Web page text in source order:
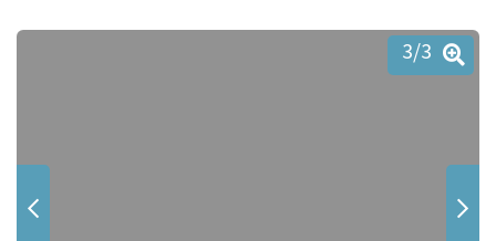
3/3